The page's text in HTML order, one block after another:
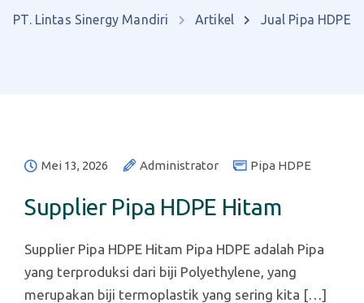
PT. Lintas Sinergy Mandiri Artikel Jual Pipa HDPE
Mei 13, 2026 Administrator Pipa HDPE
Supplier Pipa HDPE Hitam
Supplier Pipa HDPE Hitam Pipa HDPE adalah Pipa
yang terproduksi dari biji Polyethylene, yang
merupakan biji termoplastik yang sering kita […]